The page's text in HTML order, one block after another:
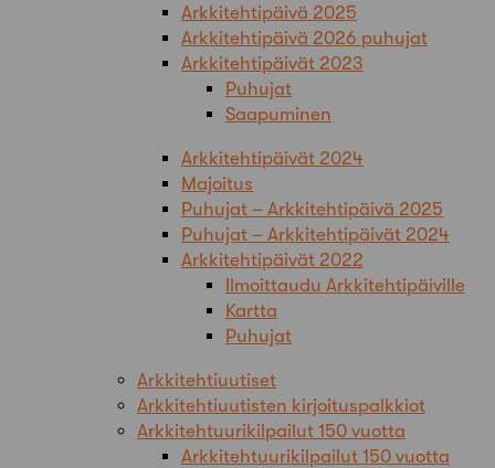
Arkkitehtipäivä 2025
Arkkitehtipäivä 2026 puhujat
Arkkitehtipäivät 2023
Puhujat
Saapuminen
Arkkitehtipäivät 2024
Majoitus
Puhujat – Arkkitehtipäivä 2025
Puhujat – Arkkitehtipäivät 2024
Arkkitehtipäivät 2022
Ilmoittaudu Arkkitehtipäiville
Kartta
Puhujat
Arkkitehtiuutiset
Arkkitehtiuutisten kirjoituspalkkiot
Arkkitehtuurikilpailut 150 vuotta
Arkkitehtuurikilpailut 150 vuotta